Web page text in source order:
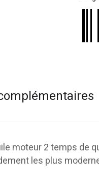
moteur 2 temps de
les plus